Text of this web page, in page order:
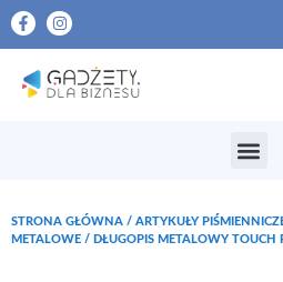
STRONA GŁÓWNA / ARTYKUŁY
METALOWE / DŁUGOPIS METALOWY TOUCH